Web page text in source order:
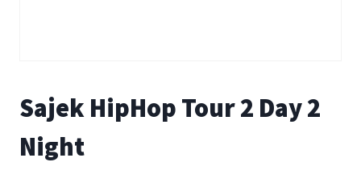
Sajek HipHop Tour 2 Day 2
Night